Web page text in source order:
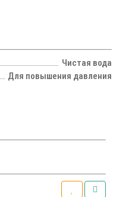
Чистая вода
Для повышения давления